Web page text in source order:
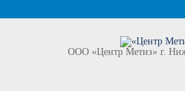
ООО «Центр Метиз» г.